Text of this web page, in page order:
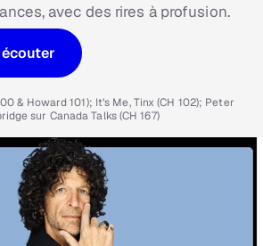
avec des rires à profusion.
& Howard 101); It’s Me, Tinx (CH 102); Peter
sur Canada Talks (CH 167)